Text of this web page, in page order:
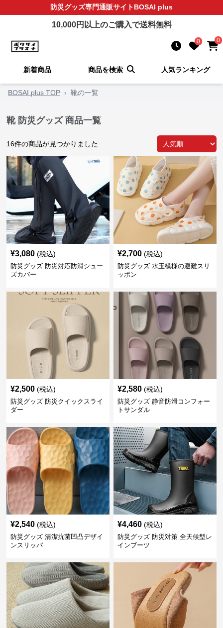
防災グッズ専門通販サイトBOSAI plus
10,000円以上のご購入で送料無料
0 0
新着商品 商品を検索 人気ランキング
BOSAI plus TOP › 靴の一覧
靴 防災グッズ 商品一覧
16件の商品が見つかりました
¥3,080 (税込)
防災グッズ 防災対応防滑シュー
ズカバー
¥2,700 (税込)
防災グッズ 水玉模様の避難スリ
ッポン
¥2,500 (税込)
防災グッズ 防災クイックスライ
ダー
¥2,580 (税込)
防災グッズ 静音防滑コンフォー
トサンダル
¥2,540 (税込)
防災グッズ 清潔抗菌凹凸デザイ
ンスリッパ
¥4,460 (税込)
防災グッズ 防災対策 全天候型レ
インブーツ